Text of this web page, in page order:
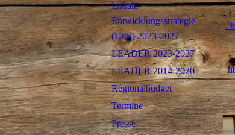
Lokale
Entwicklungsstrategie
(LES) 2023-2027
LEADER 2023-2027
LEADER 2014-2020
Regionalbudget
Termine
Presse
-
-